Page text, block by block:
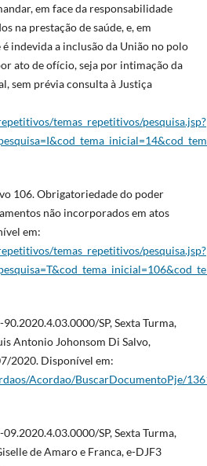
em face da responsabilidade
na prestação de saúde, e, em
indevida a inclusão da União no polo
ato de ofício, seja por intimação da
sem prévia consulta à Justiça
temas_repetitivos/pesquisa.jsp?
106. Obrigatoriedade do poder
não incorporados em atos
em:
temas_repetitivos/pesquisa.jsp?
SP, Sexta Turma,
Antonio Johonsom Di Salvo,
2020. Disponível em:
Acordao/BuscarDocumentoPje/
SP, Sexta Turma,
de Amaro e Franca, e-DJF3